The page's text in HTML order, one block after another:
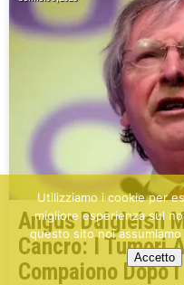
Angus Dalgleish
Cancro: I Tumori
Compaiono Dopo
Utilizziamo i cookie per
migliore esperienza sul
questo sito noi
Accetto